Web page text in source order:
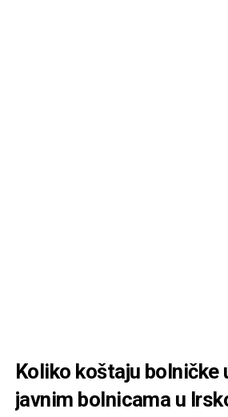
Koliko koštaju bolničke
javnim bolnicama u